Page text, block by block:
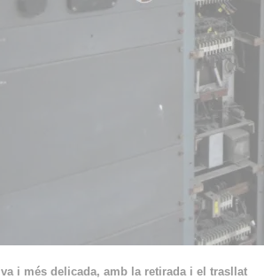
i més delicada, amb la retirada i el trasllat